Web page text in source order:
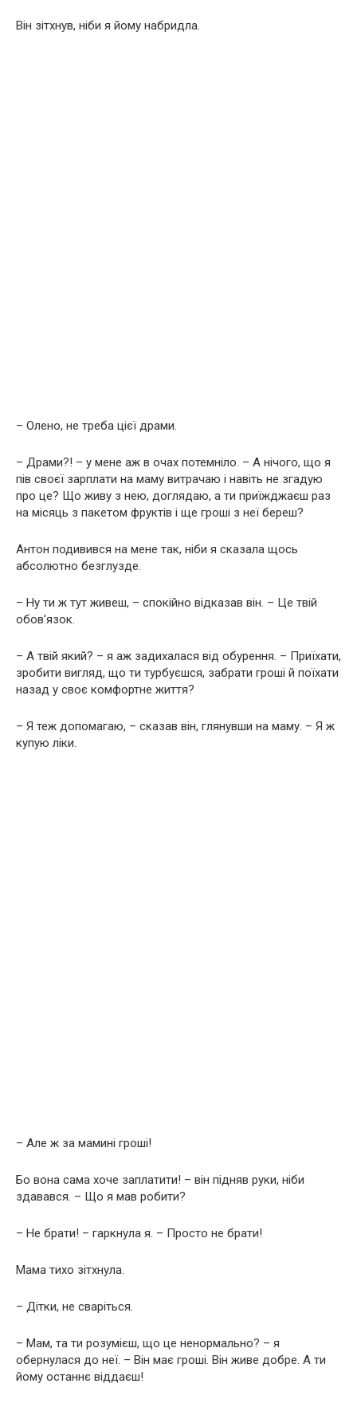
Він зітхнув, ніби я йому набридла.
– Олено, не треба цієї драми.
– Драми?! – у мене аж в очах потемніло. – А нічого, що я
пів своєї зарплати на маму витрачаю і навіть не згадую
про це? Що живу з нею, доглядаю, а ти приїжджаєш раз
на місяць з пакетом фруктів і ще гроші з неї береш?
Антон подивився на мене так, ніби я сказала щось
абсолютно безглузде.
– Ну ти ж тут живеш, – спокійно відказав він. – Це твій
обов’язок.
– А твій який? – я аж задихалася від обурення. – Приїхати,
зробити вигляд, що ти турбуєшся, забрати гроші й поїхати
назад у своє комфортне життя?
– Я теж допомагаю, – сказав він, глянувши на маму. – Я ж
купую ліки.
– Але ж за мамині гроші!
Бо вона сама хоче заплатити! – він підняв руки, ніби
здавався. – Що я мав робити?
– Не брати! – гаркнула я. – Просто не брати!
Мама тихо зітхнула.
– Дітки, не сваріться.
– Мам, та ти розумієш, що це ненормально? – я
обернулася до неї. – Він має гроші. Він живе добре. А ти
йому останнє віддаєш!